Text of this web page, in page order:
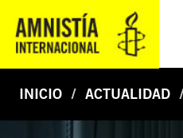
INICIO ACTUALIDAD